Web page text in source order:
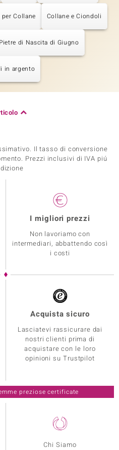
Collane Collane e Ciondoli
Pietre di Nascita di Giugno
in argento
Il tasso di conversione
Prezzi inclusivi di IVA piú
Chi Siamo
I migliori prezzi
Non lavoriamo con
intermediari, abbattendo così
i costi
Acquista sicuro
Lasciatevi rassicurare dai
nostri clienti prima di
acquistare con le loro
opinioni su Trustpilot
preziose certificate